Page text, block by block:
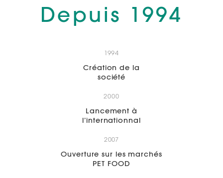
Depuis 1994
1994
Création de la
société
2000
Lancement à
l’internationnal
2007
Ouverture sur les marchés
PET FOOD